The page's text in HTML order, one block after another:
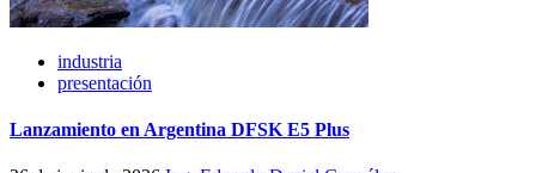
industria
presentación
Lanzamiento en Argentina DFSK E5 Plus